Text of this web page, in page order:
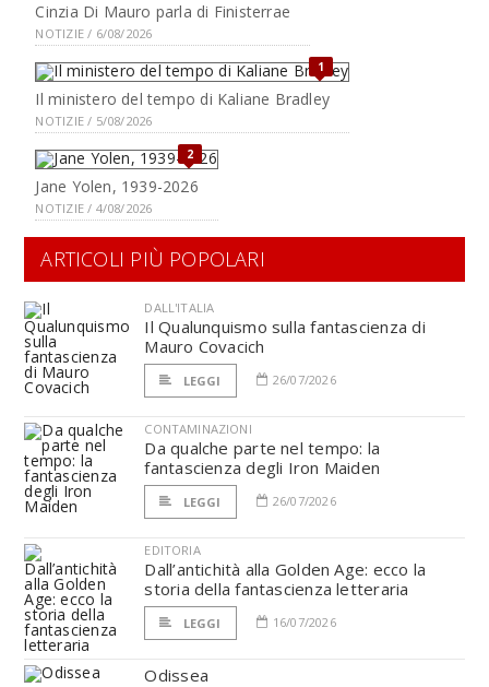
Cinzia Di Mauro parla di Finisterrae
NOTIZIE / 6/08/2026
1
Il ministero del tempo di Kaliane Bradley
NOTIZIE / 5/08/2026
2
Jane Yolen, 1939-2026
NOTIZIE / 4/08/2026
ARTICOLI PIÙ POPOLARI
DALL'ITALIA
Il Qualunquismo sulla fantascienza di
Mauro Covacich
LEGGI 26/07/2026
CONTAMINAZIONI
Da qualche parte nel tempo: la
fantascienza degli Iron Maiden
LEGGI 26/07/2026
EDITORIA
Dall’antichità alla Golden Age: ecco la
storia della fantascienza letteraria
LEGGI 16/07/2026
Odissea